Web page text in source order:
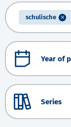
schulische
Year of
Series